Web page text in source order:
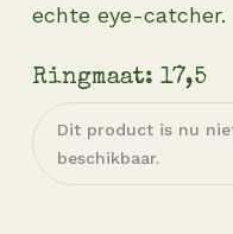
echte eye-catcher.
Ringmaat: 17,5
Dit product is nu
beschikbaar.